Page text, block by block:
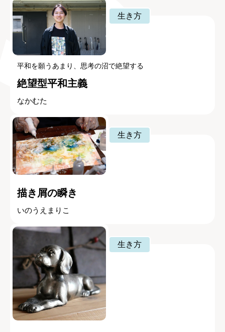
生き方
平和を願うあまり、思考の沼で絶望する
絶望型平和主義
なかむた
生き方
描き屑の瞬き
いのうえまりこ
生き方